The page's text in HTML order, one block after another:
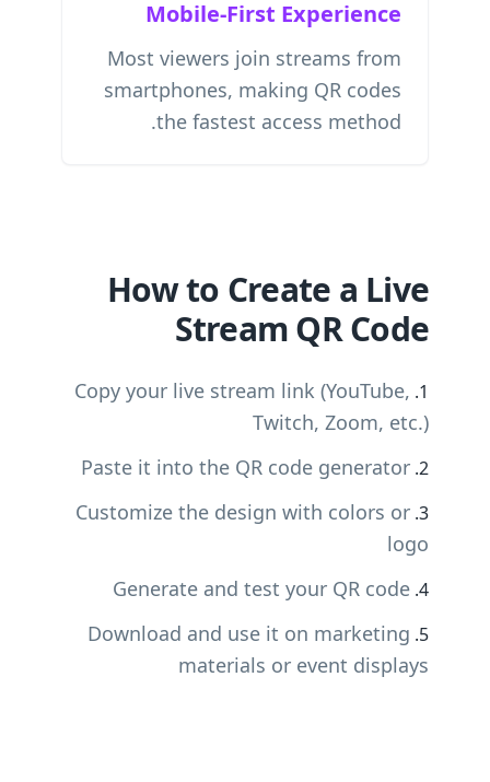
Mobile-First Experience
Most viewers join streams from
smartphones, making QR codes
the fastest access method.
How to Create a Live
Stream QR Code
Copy your live stream link (YouTube,
Twitch, Zoom, etc.)
Paste it into the QR code generator
Customize the design with colors or
logo
Generate and test your QR code
Download and use it on marketing
materials or event displays